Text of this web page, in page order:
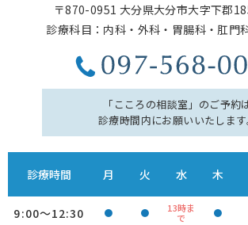
〒870-0951 大分県大分市大字下郡
診療科目：内科・外科・胃腸科・肛門
「こころの相談室」のご予約
診療時間内にお願いいたします
診療時間 ⽉ 火 水 木
9:00～12:30 ● ●
13時ま
で
●